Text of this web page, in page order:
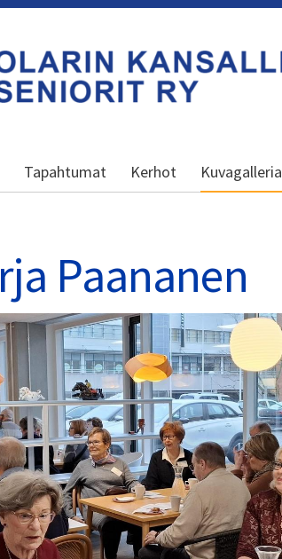
seniorit ry
Tapahtumat Kerhot Kuvagalleria
Paananen